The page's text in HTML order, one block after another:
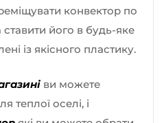
конвектор по
його в будь-яке
із якісного пластику.
ви можете
теплої оселі, і